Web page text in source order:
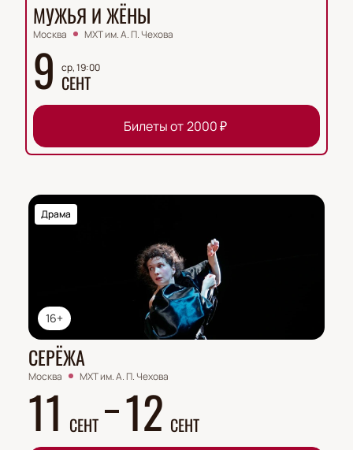
МУЖЬЯ И ЖЁНЫ
Москва МХТ им. А. П. Чехова
9 ср, 19:00
СЕНТ
Билеты от 2000₽
16+
Драма
СЕРЁЖА
Москва МХТ им. А. П. Чехова
11 СЕНТ 12 СЕНТ